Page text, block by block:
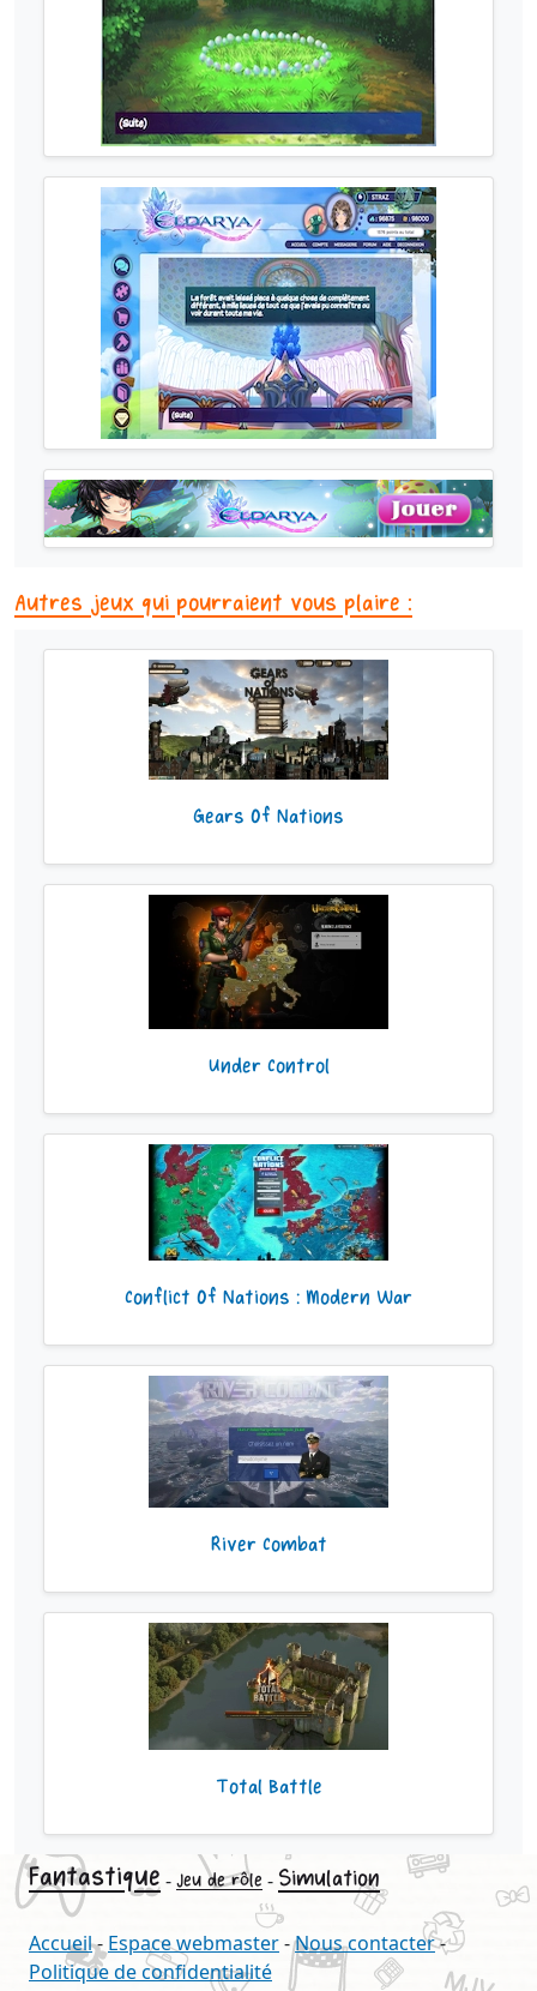
Autres jeux qui pourraient vous plaire :
Gears Of Nations
Under Control
Conflict Of Nations : Modern War
River Combat
Total Battle
Fantastique - Jeu de rôle - Simulation
Accueil- Espace webmaster-Nous contacter-
Politique de confidentialité